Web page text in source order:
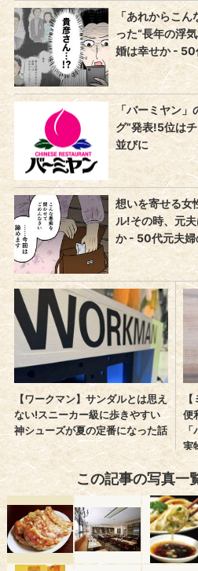
この記事の写真一